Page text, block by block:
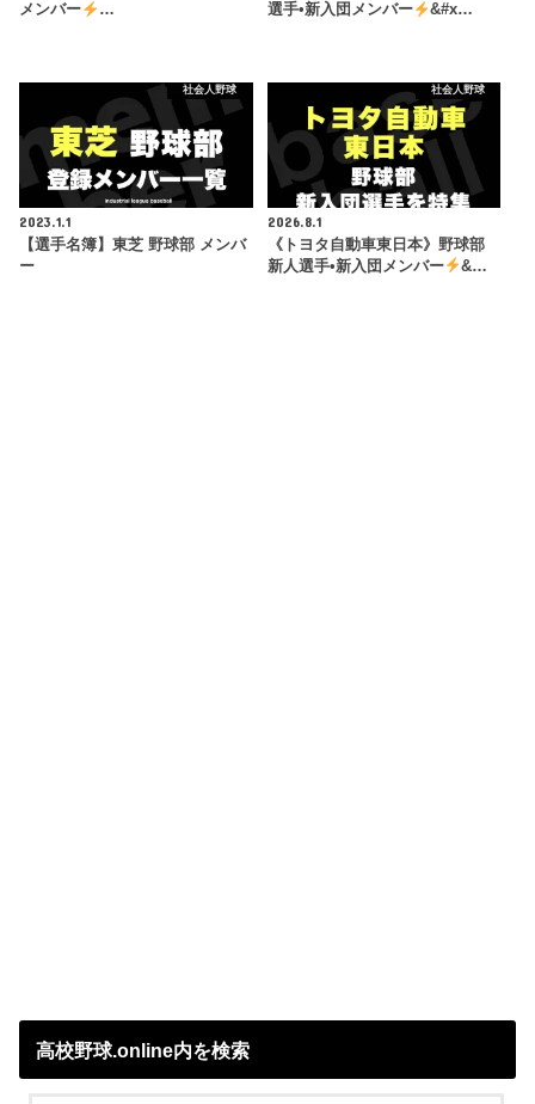
メンバー
…
選手•新入団メンバー
&#x…
社会人野球
2023.1.1
【選手名簿】東芝 野球部 メンバ
ー
社会人野球
2026.8.1
《トヨタ自動車東日本》野球部
新人選手•新入団メンバー
&…
高校野球.online内を検索